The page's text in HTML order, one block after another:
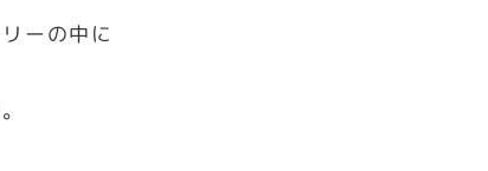
ーの中に